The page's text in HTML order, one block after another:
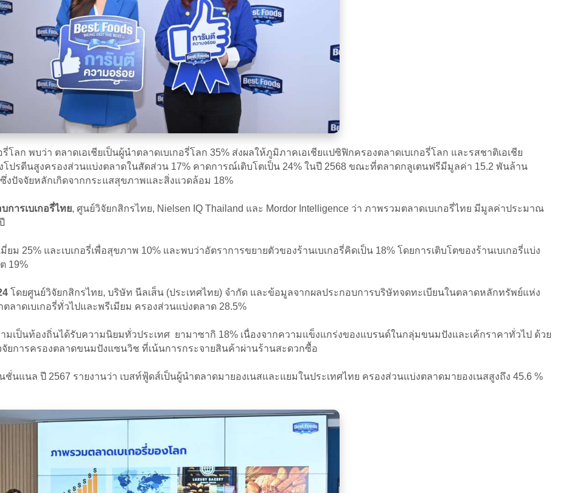
ก พบว่า ตลาดเอเชียเป็นผู้นำตลาดเบเกอรี่โลก 35% ส่งผลให้ภูมิภาคเอเชียแปซิฟิกครองตลาดเบเกอรี่โลก และรสชาติเอเชีย
รตีนสูงครองส่วนแบ่งตลาดในสัดส่วน 17% คาดการณ์เติบโตเป็น 24% ในปี 2568 ขณะที่ตลาดกลูเตนฟรีมีมูลค่า 15.2 พันล้าน
ปัจจัยหลักเกิดจากกระแสสุขภาพและสิ่งแวดล้อม 18%
การเบเกอรี่ไทย, ศูนย์วิจัยกสิกรไทย, Nielsen IQ Thailand และ Mordor Intelligence ว่า ภาพรวมตลาดเบเกอรี่ไทย มีมูลค่าประมาณ
ยม 25% และเบเกอรี่เพื่อสุขภาพ 10% และพบว่าอัตราการขยายตัวของร้านเบเกอรี่คิดเป็น 18% โดยการเติบโตของร้านเบเกอรี่แบ่ง
19%
โดยศูนย์วิจัยกสิกรไทย, บริษัท นีลเส็น (ประเทศไทย) จำกัด และข้อมูลจากผลประกอบการบริษัทจดทะเบียนในตลาดหลักทรัพย์แห่ง
ลาดเบเกอรี่ทั่วไปและพรีเมียม ครองส่วนแบ่งตลาด 28.5%
มเป็นท้องถิ่นได้รับความนิยมทั่วประเทศ ยามาซากิ 18% เนื่องจากความแข็งแกร่งของแบรนด์ในกลุ่มขนมปังและเค้กราคาทั่วไป ด้วย
ยการครองตลาดขนมปังแซนวิช ที่เน้นการกระจายสินค้าผ่านร้านสะดวกซื้อ
นแนล ปี 2567 รายงานว่า เบสท์ฟู้ดส์เป็นผู้นำตลาดมายองเนสและแยมในประเทศไทย ครองส่วนแบ่งตลาดมายองเนสสูงถึง 45.6 %